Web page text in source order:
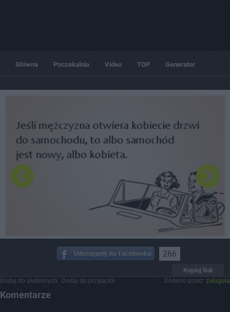
Główna Poczekalnia Video TOP Generator
266
Kopiuj link
Dodaj do ulubionych Dodaj do przyjaciół Dodano przez: zulugula
Komentarze